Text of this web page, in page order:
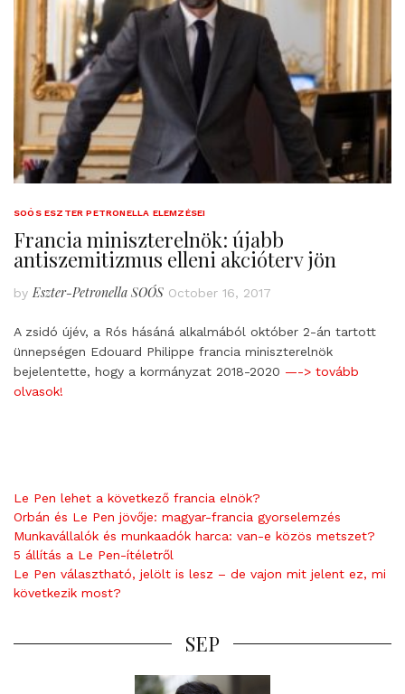
SOÓS ESZTER PETRONELLA ELEMZÉSEI
Francia miniszterelnök: újabb
antiszemitizmus elleni akcióterv jön
by Eszter-Petronella SOÓS October 16, 2017
A zsidó újév, a Rós hásáná alkalmából október 2-án tartott
ünnepségen Edouard Philippe francia miniszterelnök
bejelentette, hogy a kormányzat 2018-2020 —-> tovább
olvasok!
Le Pen lehet a következő francia elnök?
Orbán és Le Pen jövője: magyar-francia gyorselemzés
Munkavállalók és munkaadók harca: van-e közös metszet?
5 állítás a Le Pen-ítéletről
Le Pen választható, jelölt is lesz – de vajon mit jelent ez, mi
következik most?
SEP